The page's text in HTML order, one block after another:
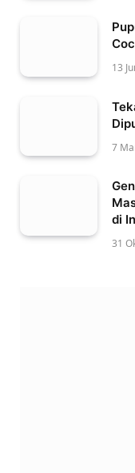
13
7
di
31